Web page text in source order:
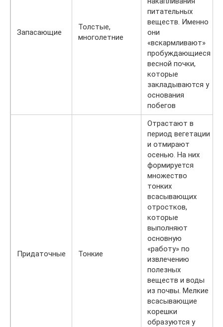
Запасающие
Толстые,
многолетние
питательных
веществ. Именно
они
«вскармливают»
пробуждающиеся
весной почки,
которые
закладываются у
основания
побегов
Придаточные Тонкие
Отрастают в
период вегетации
и отмирают
осенью. На них
формируется
множество
тонких
всасывающих
отростков,
которые
выполняют
основную
«работу» по
извлечению
полезных
веществ и воды
из почвы. Мелкие
всасывающие
корешки
образуются у